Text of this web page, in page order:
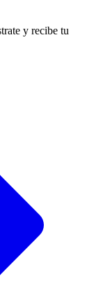
y recibe tu